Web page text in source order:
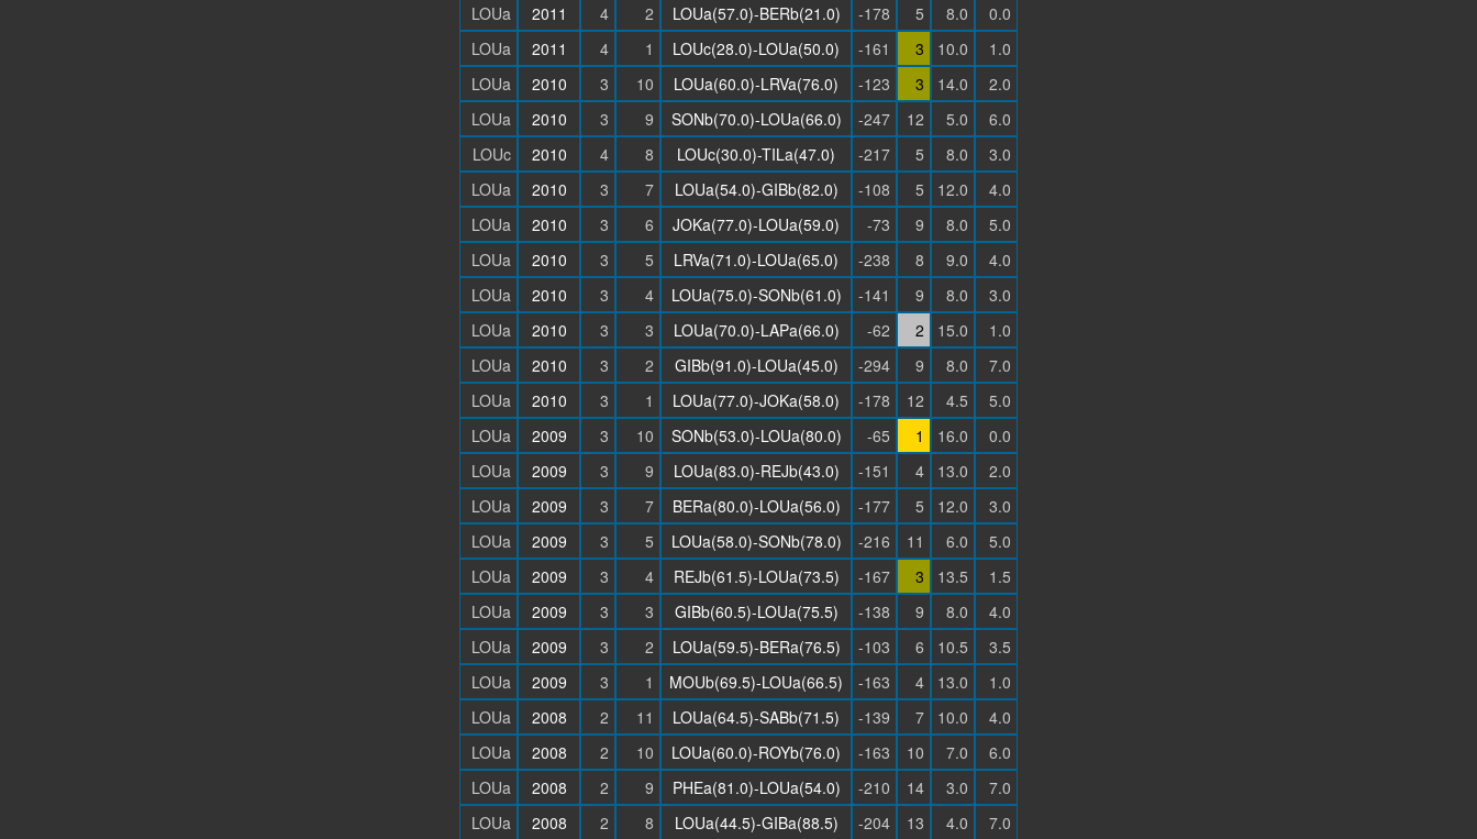
LOUa
2011 4 2 LOUa(57.0)-BERb(21.0) -178 5 8.0
0.0
LOUa
2011 4 1 LOUc(28.0)-LOUa(50.0) -161 3 10.0
1.0
LOUa
2010 3 10 LOUa(60.0)-LRVa(76.0) -123 3 14.0
2.0
LOUa
2010 3 9 SONb(70.0)-LOUa(66.0) -247 12 5.0
6.0
LOUc
2010 4 8 LOUc(30.0)-TILa(47.0) -217 5 8.0
3.0
LOUa
2010 3 7 LOUa(54.0)-GIBb(82.0) -108 5 12.0
4.0
LOUa
2010 3 6 JOKa(77.0)-LOUa(59.0) -73 9 8.0
5.0
LOUa
2010 3 5 LRVa(71.0)-LOUa(65.0) -238 8 9.0
4.0
LOUa
2010 3 4 LOUa(75.0)-SONb(61.0) -141 9 8.0
3.0
LOUa
2010 3 3 LOUa(70.0)-LAPa(66.0) -62 2 15.0
1.0
LOUa
2010 3 2 GIBb(91.0)-LOUa(45.0) -294 9 8.0
7.0
LOUa
2010 3 1 LOUa(77.0)-JOKa(58.0) -178 12 4.5
5.0
LOUa
2009 3 10 SONb(53.0)-LOUa(80.0) -65 1 16.0
0.0
LOUa
2009 3 9 LOUa(83.0)-REJb(43.0) -151 4 13.0
2.0
LOUa
2009 3 7 BERa(80.0)-LOUa(56.0) -177 5 12.0
3.0
LOUa
2009 3 5 LOUa(58.0)-SONb(78.0) -216 11 6.0
5.0
LOUa
2009 3 4 REJb(61.5)-LOUa(73.5) -167 3 13.5
1.5
LOUa
2009 3 3 GIBb(60.5)-LOUa(75.5) -138 9 8.0
4.0
LOUa
2009 3 2 LOUa(59.5)-BERa(76.5) -103 6 10.5
3.5
LOUa
2009 3 1 MOUb(69.5)-LOUa(66.5) -163 4 13.0
1.0
LOUa
2008 2 11 LOUa(64.5)-SABb(71.5) -139 7 10.0
4.0
LOUa
2008 2 10 LOUa(60.0)-ROYb(76.0) -163 10 7.0
6.0
LOUa
2008 2 9 PHEa(81.0)-LOUa(54.0) -210 14 3.0
7.0
LOUa
2008 2 8 LOUa(44.5)-GIBa(88.5) -204 13 4.0
7.0